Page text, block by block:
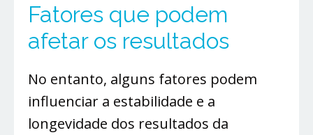
Fatores que podem
afetar os resultados
No entanto, alguns fatores podem
influenciar a estabilidade e a
longevidade dos resultados da